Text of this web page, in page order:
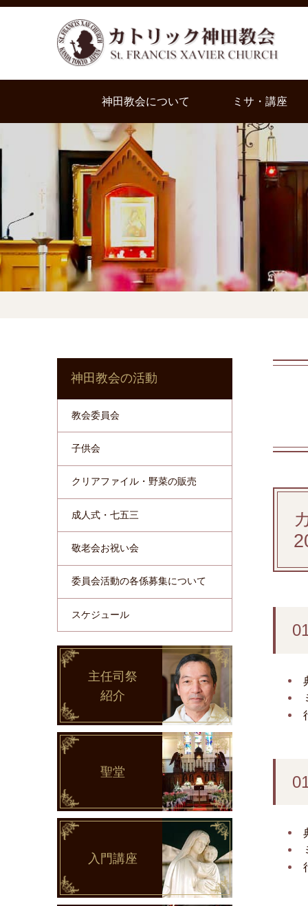
神田教会について ミサ・講座
神田教会の活動
教会委員会
子供会
クリアファイル・野菜の販売
成人式・七五三
敬老会お祝い会
委員会活動の各係募集について
スケジュール
主任司祭
紹介
聖堂
入門講座